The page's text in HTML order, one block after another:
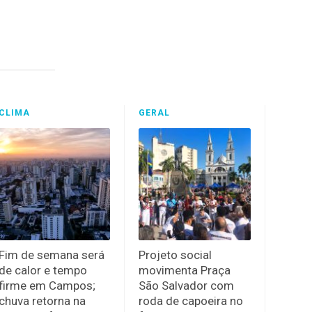
de semana será
calor e tempo
em Campos;
retorna na
GERAL
Projeto social
movimenta Praça
São Salvador com
roda de capoeira no